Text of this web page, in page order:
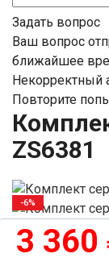
Задать вопрос
Ваш вопрос
ближайшее
Некорректный
Повторите
ZS6381
-6%
3 360